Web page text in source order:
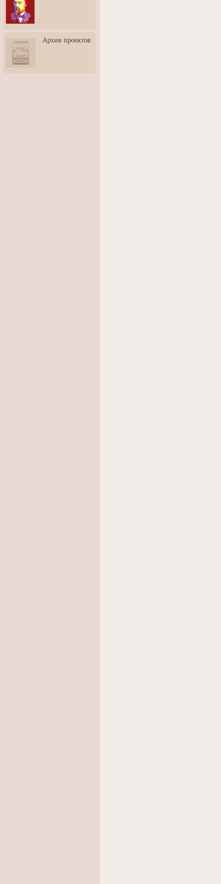
3: Обусловленности
человека и их влияние на
карьеру
скульптором Дмитрием
Тугариновым
АртБульвар в День города
Архив проектов